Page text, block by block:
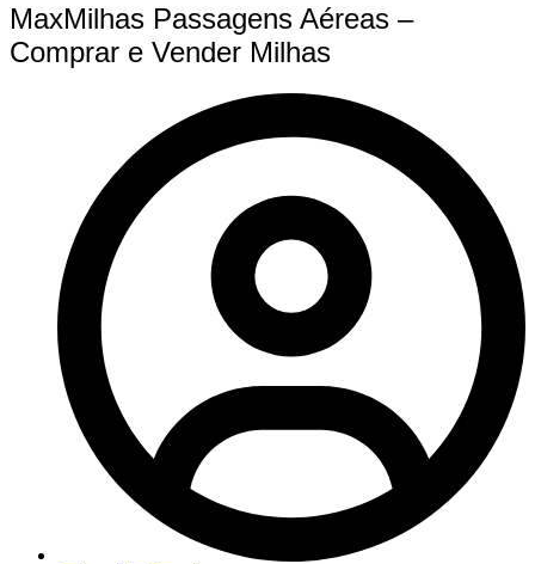
MaxMilhas Passagens Aéreas –
Comprar e Vender Milhas